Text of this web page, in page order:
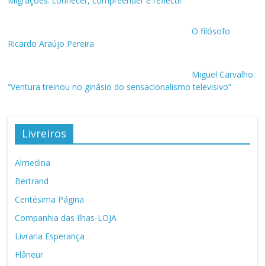
O filósofo
Ricardo Araújo Pereira
Miguel Carvalho:
“Ventura treinou no ginásio do sensacionalismo televisivo”
Livreiros
Almedina
Bertrand
Centésima Página
Companhia das Ilhas-LOJA
Livraria Esperança
Flâneur